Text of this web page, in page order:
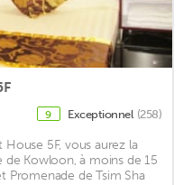
9 Exceptionnel (258)
House 5F, vous aurez la
Kowloon, à moins de 15
Promenade de Tsim Sha